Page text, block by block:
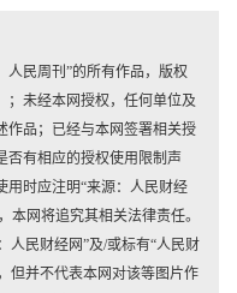
人民周刊”的所有作品，版权
；未经本网授权，任何单位及
作品；已经与本网签署相关授
否有相应的授权使用限制声
用时应注明“来源：人民财经
本网将追究其相关法律责任。
人民财经网”及/或标有“人民财
但并不代表本网对该等图片作